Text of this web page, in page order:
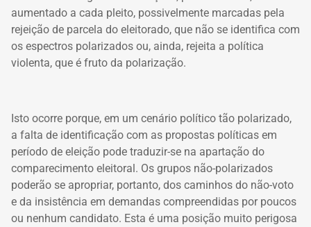
aumentado a cada pleito, possivelmente marcadas pela
rejeição de parcela do eleitorado, que não se identifica com
os espectros polarizados ou, ainda, rejeita a política
violenta, que é fruto da polarização.
Isto ocorre porque, em um cenário político tão polarizado,
a falta de identificação com as propostas políticas em
período de eleição pode traduzir-se na apartação do
comparecimento eleitoral. Os grupos não-polarizados
poderão se apropriar, portanto, dos caminhos do não-voto
e da insistência em demandas compreendidas por poucos
ou nenhum candidato. Esta é uma posição muito perigosa